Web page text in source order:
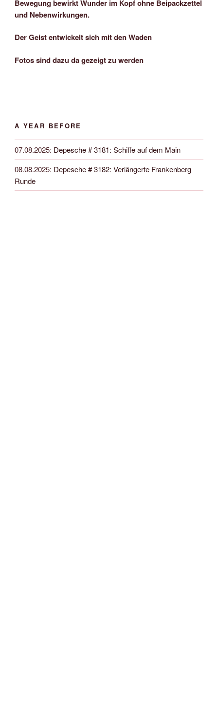
Bewegung bewirkt Wunder im Kopf ohne Beipackzettel
und Nebenwirkungen.
Der Geist entwickelt sich mit den Waden
Fotos sind dazu da gezeigt zu werden
A YEAR BEFORE
07.08.2025: Depesche # 3181: Schiffe auf dem Main
08.08.2025: Depesche # 3182: Verlängerte Frankenberg
Runde